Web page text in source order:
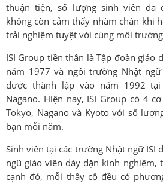
thuận tiện, số lượng sinh viên đa
không còn cảm thấy nhàm chán khi
trải nghiệm tuyệt vời cùng môi
ISI Group tiền thân là Tập đoàn giáo
năm 1977 và ngôi trường Nhật
được thành lập vào năm 1992
Nagano. Hiện nay, ISI Group có 4
Tokyo, Nagano và Kyoto với số
bạn mỗi năm.
Sinh viên tại các trường Nhật ngữ ISI
ngũ giáo viên dày dặn kinh nghiệm,
cạnh đó, mỗi thầy cô đều có